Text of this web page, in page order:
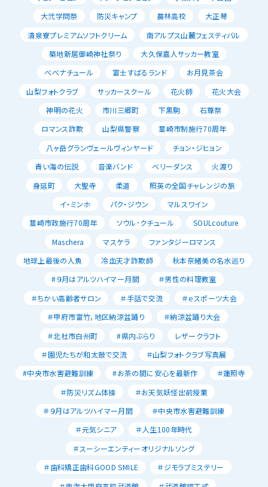
大弐学問祭
防災キャンプ 農林高校
大正琴
清泉寮プレミアムソフトクリーム
南アルプス山麓フェスティバル
築地新居御崎神社祭り
大久保嘉人サッカー教室
べべナチュール
富士すばるランド
お月見茶会
山梨フォトクラブ
サッカースクール 花火師
花火大会
神明の花火
市川三郷町 下黒駒
石尊祭
ロマンス詐欺
山梨県警察
韮崎市制施行70周年
八ヶ岳グランヴェールヴィンヤード
チョン・ジヒョン
青い海の伝説
音楽バンド ベリーダンス
火渡り
身延町
大聖寺 柔道
照英の全国チャレンジの旅
イ・ミンホ
パク・ジウン
マルスワイン
韮崎市政施行70周年
ソウル･クチュール
SOULcouture
Maschera
マスケラ
ファンタジーロマンス
地球上最後の人魚
冷血天才詐欺師
秋本奈緒美の名水巡り
#９月はアルツハイマー月間
＃男性の料理教室
＃ちかい高齢者サロン
＃手話で交流
＃ｅスポーツ大会
＃甲府市富竹，地区納涼盆踊り
＃納涼盆踊り大会
＃北杜市白州町
#県内ぶらり
レザークラフト
＃園児たちが和太鼓で交流
＃山梨フォトクラブ写真展
#中央市水害避難訓練
#お茶の間に安心を最新作
＃蓮照寺
＃防災リズム体操
＃お天気妖怪出前授業
＃９月はアルツハイマー月間
＃中央市水害避難訓練
＃元気シニア
＃人生100年時代
＃スーシーエンティーオリジナルソング
＃歯科矯正歯科GOOD SMILE
＃ジモラブミステリー